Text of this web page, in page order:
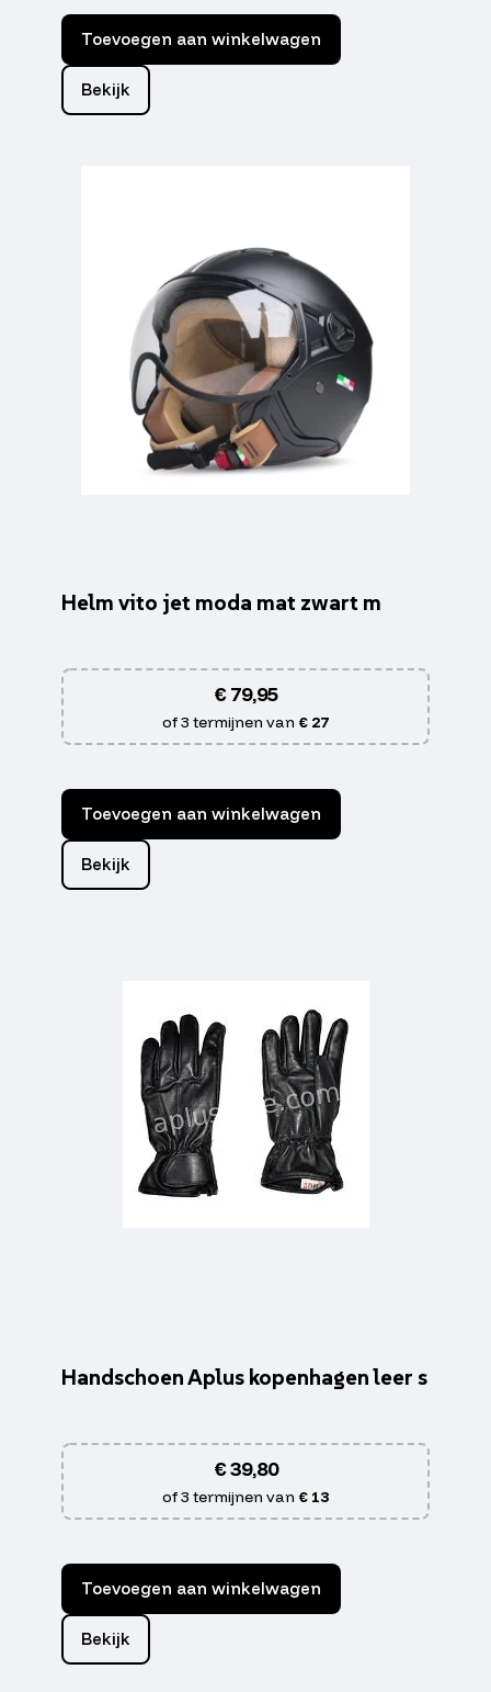
Toevoegen aan winkelwagen
Bekijk
Helm vito jet moda mat zwart m
€79,95
of 3 termijnen van € 27
Toevoegen aan winkelwagen
Bekijk
Handschoen Aplus kopenhagen leer s
€39,80
of 3 termijnen van € 13
Toevoegen aan winkelwagen
Bekijk